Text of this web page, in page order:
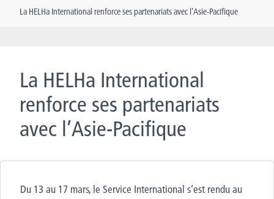
Offres d’emploi
Service aux étudiants
Rencontrez-nous
Inscriptions
La HELHa International renforce ses partenariats avec l’Asie-Pacifique
La HELHa International
renforce ses partenariats
avec l’Asie-Pacifique
Du 13 au 17 mars, le Service International s’est rendu au